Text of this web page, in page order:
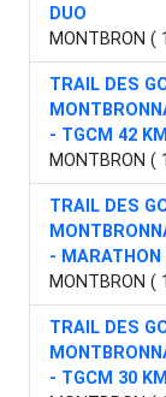
DUO
MONTBRON
TRAIL DES
- TGCM 42
MONTBRON
TRAIL DES
- MARATHON
MONTBRON
TRAIL DES
- TGCM 30